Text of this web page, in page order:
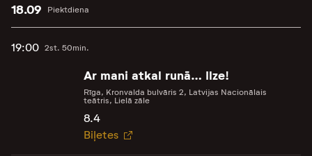
Piektdiena
18.09
19:00 2st. 50min.
Ar mani atkal runā… Ilze!
Rīga, Kronvalda bulvāris 2, Latvijas Nacionālais
teātris, Lielā zāle
8.4
Biļetes